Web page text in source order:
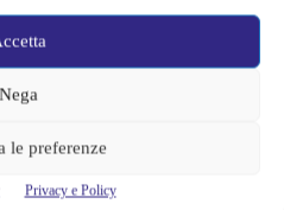
Nega
le preferenze
Privacy e Policy
far partire il film
agosto 2026 | Serie, film e
perdere
una vecchia ferita | Il finale